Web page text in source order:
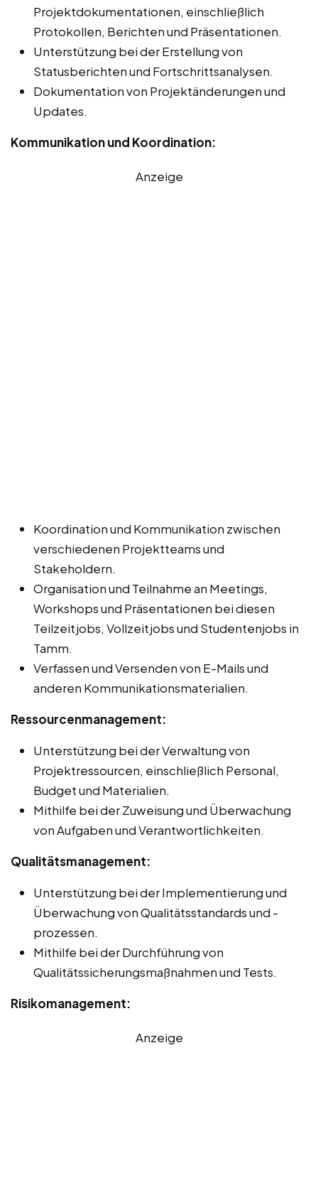
Projektdokumentationen, einschließlich
Protokollen, Berichten und Präsentationen.
Unterstützung bei der Erstellung von
Statusberichten und Fortschrittsanalysen.
Dokumentation von Projektänderungen und
Updates.
Kommunikation und Koordination:
Anzeige
Koordination und Kommunikation zwischen
verschiedenen Projektteams und
Stakeholdern.
Organisation und Teilnahme an Meetings,
Workshops und Präsentationen bei diesen
Teilzeitjobs, Vollzeitjobs und Studentenjobs in
Tamm.
Verfassen und Versenden von E-Mails und
anderen Kommunikationsmaterialien.
Ressourcenmanagement:
Unterstützung bei der Verwaltung von
Projektressourcen, einschließlich Personal,
Budget und Materialien.
Mithilfe bei der Zuweisung und Überwachung
von Aufgaben und Verantwortlichkeiten.
Qualitätsmanagement:
Unterstützung bei der Implementierung und
Überwachung von Qualitätsstandards und -
prozessen.
Mithilfe bei der Durchführung von
Qualitätssicherungsmaßnahmen und Tests.
Risikomanagement:
Anzeige